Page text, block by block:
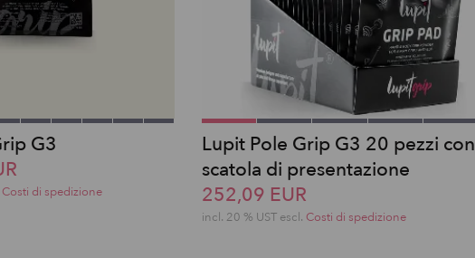
G3
Costi di spedizione
Lupit Pole Grip G3 20 pezzi con
scatola di presentazione
252,09 EUR
incl. 20 % UST escl. Costi di spedizione